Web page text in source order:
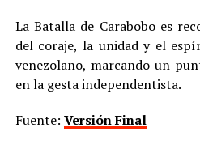
La Batalla de Carabobo es
del coraje, la unidad y el
venezolano, marcando un
en la gesta independentista.
Fuente: Versión Final